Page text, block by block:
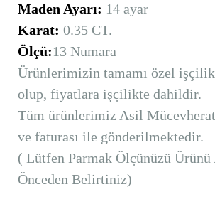
Maden Ayarı: 14 ayar
Karat: 0.35 CT.
Ölçü:13 Numara
Ürünlerimizin tamamı özel
olup, fiyatlara işçilikte dahildir.
Tüm ürünlerimiz Asil
ve faturası ile gönderilmektedir.
( Lütfen Parmak Ölçünüzü Ürünü
Önceden Belirtiniz)